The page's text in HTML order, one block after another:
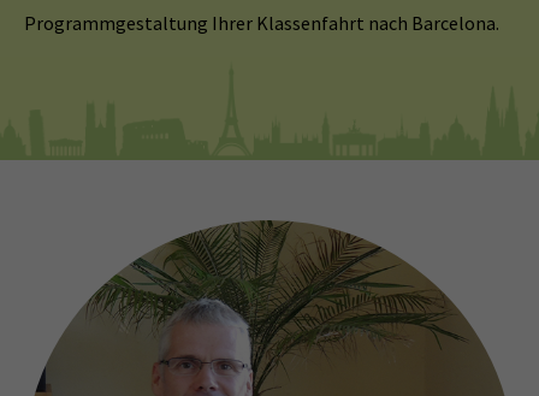
Programmgestaltung Ihrer Klassenfahrt nach Barcelona.